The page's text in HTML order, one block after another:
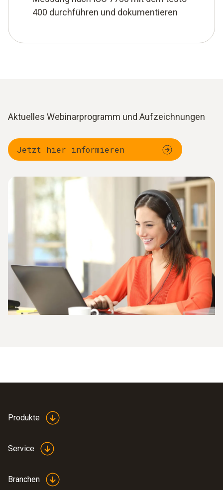
400 durchführen und dokumentieren
Aktuelles Webinarprogramm und Aufzeichnungen
Jetzt hier informieren
Produkte
Service
Branchen